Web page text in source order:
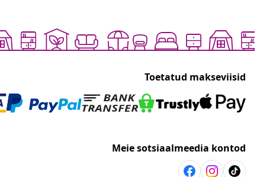
Toetatud makseviisid
Meie sotsiaalmeedia kontod